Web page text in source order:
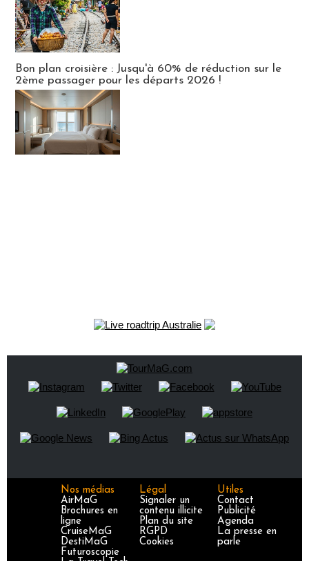
Bon plan croisière : Jusqu'à 60% de réduction sur le
2ème passager pour les départs 2026 !
Nos médias
AirMaG
Brochures en
ligne
CruiseMaG
DestiMaG
Futuroscopie
Légal
Signaler un
contenu illicite
Plan du site
RGPD
Cookies
Utiles
Contact
Publicité
Agenda
La presse en
parle